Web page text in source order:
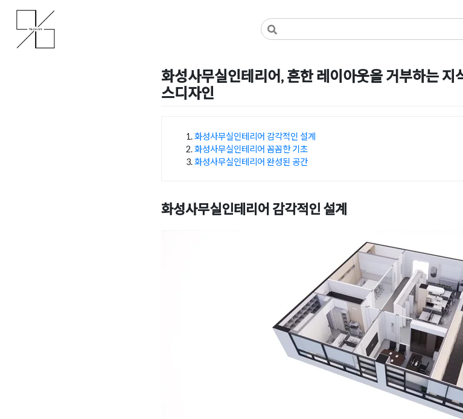
content
사무실인테리어 디자인 공사 비용견적 플랫폼
사무실인테리어 916
화성사무실인테리어, 흔한 레이아웃을 거부하는 지
스디자인
화성사무실인테리어 감각적인 설계
화성사무실인테리어 꼼꼼한 기초
화성사무실인테리어 완성된 공간
화성사무실인테리어 감각적인 설계